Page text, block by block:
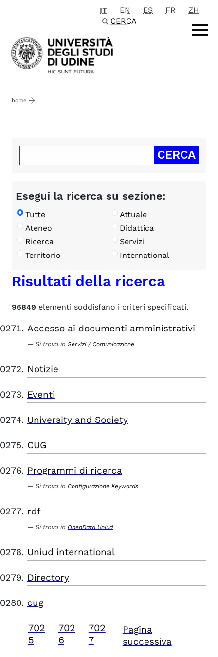
Passa al contenuto principale
IT EN ES FR
ZH
CERCA
home
Esegui la ricerca su sezione:
Tutte
Attuale
Ateneo
Didattica
Ricerca
Servizi
Territorio
International
Risultati della ricerca
96849 elementi soddisfano i criteri specificati.
Accesso ai documenti amministrativi
Si trova in Servizi / Comunicazione
Notizie
Eventi
University and Society
CUG
Programmi di ricerca
Si trova in Configurazione Keywords
rdf
Si trova in OpenData Uniud
Uniud international
Directory
cug
702
5
702
6
702
7
Pagina
successiva